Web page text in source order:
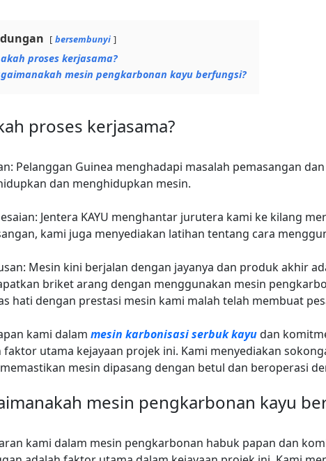
bersembunyi
proses kerjasama?
mesin pengkarbonan kayu berfungsi?
proses kerjasama?
Pelanggan Guinea menghadapi masalah pemasangan
dan menghidupkan mesin.
Jentera KAYU menghantar jurutera kami ke kilang
kami juga menyediakan latihan tentang cara
Mesin kini berjalan dengan jayanya dan produk akhir
briket arang dengan menggunakan mesin
hati dengan prestasi mesin kami malah telah membuat
kami dalam mesin karbonisasi serbuk kayudan
faktor utama kejayaan projek ini. Kami menyediakan
mesin dipasang dengan betul dan beroperasi
mesin pengkarbonan kayu
kami dalam mesin pengkarbonan habuk papan dan